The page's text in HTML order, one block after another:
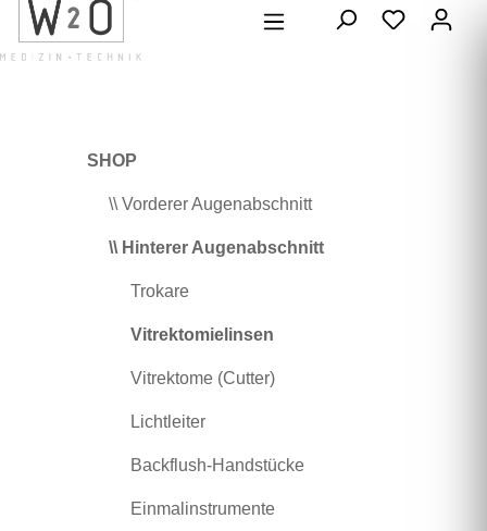
springen
SHOP
\\ Vorderer Augenabschnitt
\\ Hinterer Augenabschnitt
Trokare
Vitrektomielinsen
Vitrektome (Cutter)
Lichtleiter
Backflush-Handstücke
Einmalinstrumente